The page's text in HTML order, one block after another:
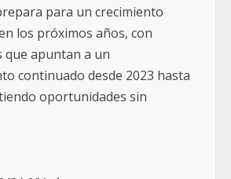
para un crecimiento
los próximos años, con
que apuntan a un
continuado desde 2023 hasta
oportunidades sin